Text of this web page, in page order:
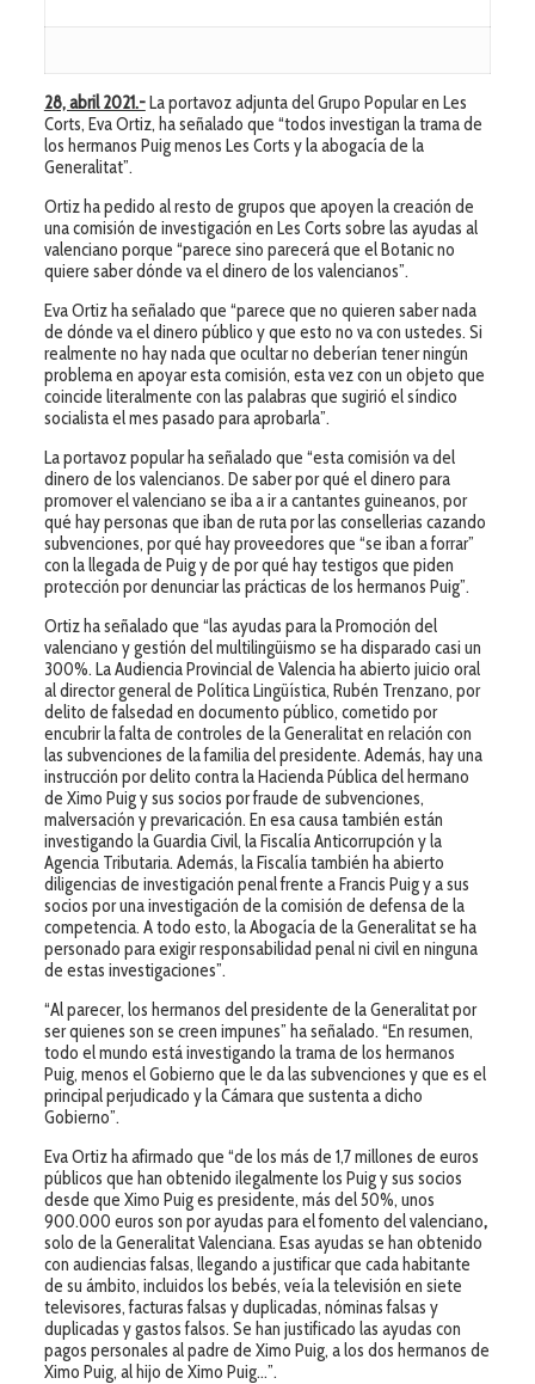
28, abril 2021.-La portavoz adjunta del Grupo Popular en Les
Corts, Eva Ortiz, ha señalado que “todos investigan la trama de
los hermanos Puig menos Les Corts y la abogacía de la
Generalitat”.
Ortiz ha pedido al resto de grupos que apoyen la creación de
una comisión de investigación en Les Corts sobre las ayudas al
valenciano porque “parece sino parecerá que el Botanic no
quiere saber dónde va el dinero de los valencianos”.
Eva Ortiz ha señalado que “parece que no quieren saber nada
de dónde va el dinero público y que esto no va con ustedes. Si
realmente no hay nada que ocultar no deberían tener ningún
problema en apoyar esta comisión, esta vez con un objeto que
coincide literalmente con las palabras que sugirió el síndico
socialista el mes pasado para aprobarla”.
La portavoz popular ha señalado que “esta comisión va del
dinero de los valencianos. De saber por qué el dinero para
promover el valenciano se iba a ir a cantantes guineanos, por
qué hay personas que iban de ruta por las consellerias cazando
subvenciones, por qué hay proveedores que “se iban a forrar”
con la llegada de Puig y de por qué hay testigos que piden
protección por denunciar las prácticas de los hermanos Puig”.
Ortiz ha señalado que “las ayudas para la Promoción del
valenciano y gestión del multilingüismo se ha disparado casi un
300%. La Audiencia Provincial de Valencia ha abierto juicio oral
al director general de Política Lingüística, Rubén Trenzano, por
delito de falsedad en documento público, cometido por
encubrir la falta de controles de la Generalitat en relación con
las subvenciones de la familia del presidente. Además, hay una
instrucción por delito contra la Hacienda Pública del hermano
de Ximo Puig y sus socios por fraude de subvenciones,
malversación y prevaricación. En esa causa también están
investigando la Guardia Civil, la Fiscalía Anticorrupción y la
Agencia Tributaria. Además, la Fiscalía también ha abierto
diligencias de investigación penal frente a Francis Puig y a sus
socios por una investigación de la comisión de defensa de la
competencia. A todo esto, la Abogacía de la Generalitat se ha
personado para exigir responsabilidad penal ni civil en ninguna
de estas investigaciones”.
“Al parecer, los hermanos del presidente de la Generalitat por
ser quienes son se creen impunes” ha señalado. “En resumen,
todo el mundo está investigando la trama de los hermanos
Puig, menos el Gobierno que le da las subvenciones y que es el
principal perjudicado y la Cámara que sustenta a dicho
Gobierno”.
Eva Ortiz ha afirmado que “de los más de 1,7 millones de euros
públicos que han obtenido ilegalmente los Puig y sus socios
desde que Ximo Puig es presidente, más del 50%, unos
900.000 euros son por ayudas para el fomento del valenciano,
solo de la Generalitat Valenciana. Esas ayudas se han obtenido
con audiencias falsas, llegando a justificar que cada habitante
de su ámbito, incluidos los bebés, veía la televisión en siete
televisores, facturas falsas y duplicadas, nóminas falsas y
duplicadas y gastos falsos. Se han justificado las ayudas con
pagos personales al padre de Ximo Puig, a los dos hermanos de
Ximo Puig, al hijo de Ximo Puig…”.